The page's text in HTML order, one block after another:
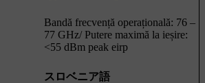
Bandă frecvență operațională: 76 –
77 GHz/ Putere maximă la ieșire:
<55 dBm peak eirp
スロベニア語